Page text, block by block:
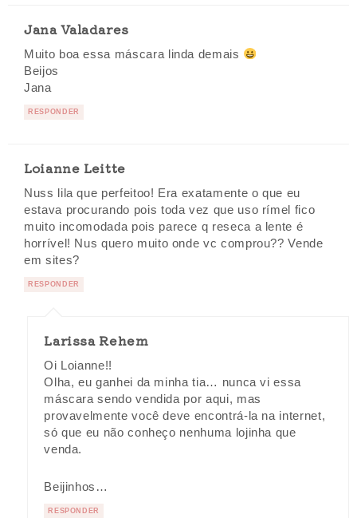
Jana Valadares
Muito boa essa máscara linda demais
Beijos
Jana
RESPONDER
Loianne Leitte
Nuss lila que perfeitoo! Era exatamente o que eu
estava procurando pois toda vez que uso rímel fico
muito incomodada pois parece q reseca a lente é
horrível! Nus quero muito onde vc comprou?? Vende
em sites?
RESPONDER
Larissa Rehem
Oi Loianne!!
Olha, eu ganhei da minha tia… nunca vi essa
máscara sendo vendida por aqui, mas
provavelmente você deve encontrá-la na internet,
só que eu não conheço nenhuma lojinha que
venda.
Beijinhos…
RESPONDER